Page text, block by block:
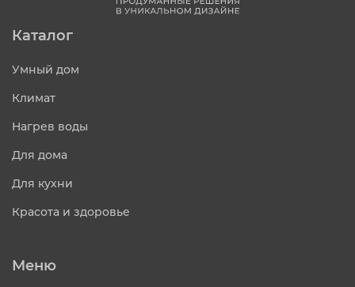
Каталог
Умный дом
Климат
Нагрев воды
Для дома
Для кухни
Красота и здоровье
Меню